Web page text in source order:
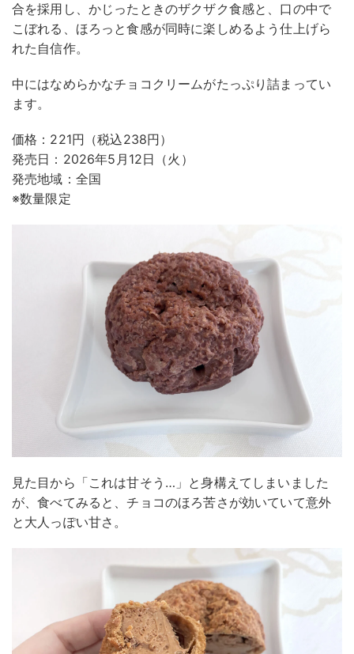
合を採用し、かじったときのザクザク食感と、口の中で
こぼれる、ほろっと食感が同時に楽しめるよう仕上げら
れた自信作。
中にはなめらかなチョコクリームがたっぷり詰まってい
ます。
価格：221円（税込238円）
発売日：2026年5月12日（火）
発売地域：全国
※数量限定
見た目から「これは甘そう…」と身構えてしまいました
が、食べてみると、チョコのほろ苦さが効いていて意外
と大人っぽい甘さ。